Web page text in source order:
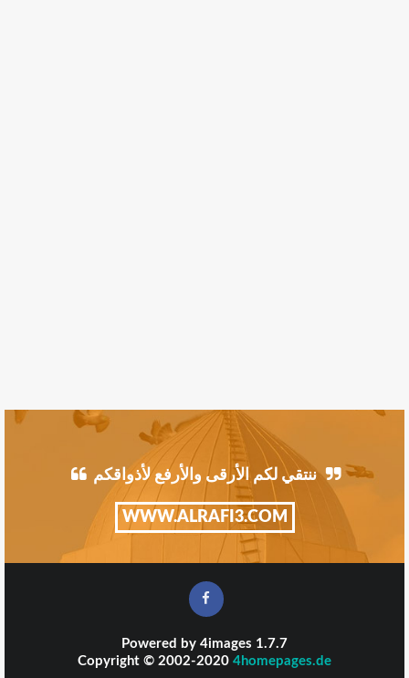
ننتقي لكم الأرقى والأرفع لأذواقكم
WWW.ALRAFI3.COM
Powered by 4images 1.7.7
Copyright © 2002-2020 4homepages.de